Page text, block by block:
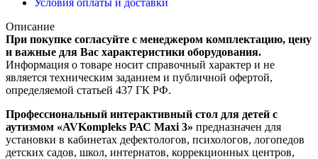
Описание
При покупке согласуйте с менеджером комплектацию, цену
и важные для Вас характеристики оборудования.
Информация о товаре носит справочный характер и не
является техническим заданием и публичной офертой,
определяемой статьей 437 ГК РФ.
Профессиональный интерактивный стол для детей с
аутизмом «AVKompleks РАС Maxi 3» предназначен для
установки в кабинетах дефектологов, психологов, логопедов
детских садов, школ, интернатов, коррекционных центров,